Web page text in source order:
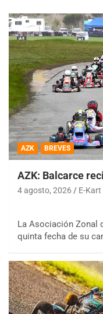
AZK BREVES
AZK: Balcarce
4 agosto, 2026 E-Kart
La Asociación Zonal
quinta fecha de su